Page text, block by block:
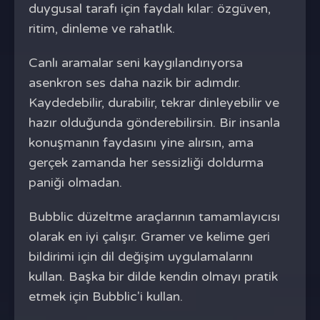
duygusal tarafı için faydalı kılar: özgüven,
ritim, dinleme ve rahatlık.
Canlı aramalar seni kaygılandırıyorsa
asenkron ses daha nazik bir adımdır.
Kaydedebilir, durabilir, tekrar dinleyebilir ve
hazır olduğunda gönderebilirsin. Bir insanla
konuşmanın faydasını yine alırsın, ama
gerçek zamanda her sessizliği doldurma
paniği olmadan.
Bubblic düzeltme araçlarının tamamlayıcısı
olarak en iyi çalışır. Gramer ve kelime geri
bildirimi için dil değişim uygulamalarını
kullan. Başka bir dilde kendin olmayı pratik
etmek için Bubblic'i kullan.